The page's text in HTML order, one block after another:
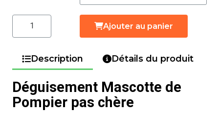
Ajouter au panier
Description Détails du produit
Déguisement Mascotte de
Pompier pas chère